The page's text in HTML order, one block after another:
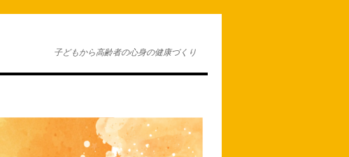
子どもから高齢者の心身の健康づくり